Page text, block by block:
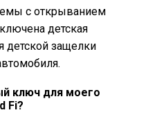
с открыванием
детская
детской защелки
ключ для моего
Fi?